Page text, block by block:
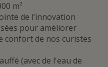
m²
de l’innovation
pour améliorer
confort de nos curistes
(avec de l'eau de